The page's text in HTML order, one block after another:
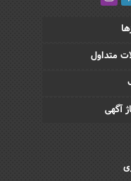
متداول
آگهی